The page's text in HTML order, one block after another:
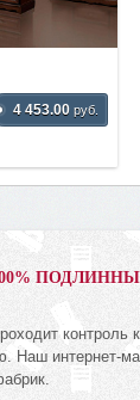
4 453.00 руб.
контроль
Наш интернет-